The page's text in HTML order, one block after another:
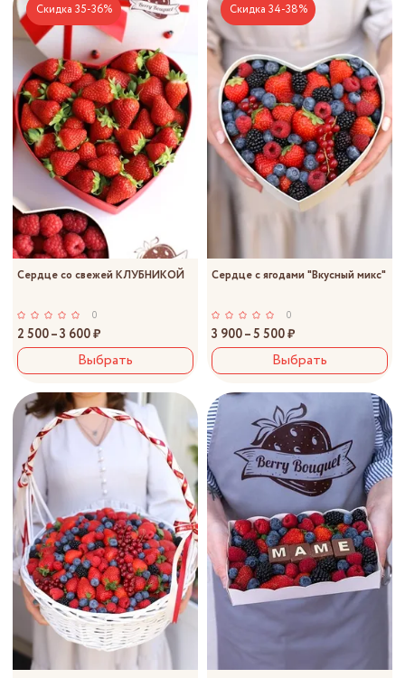
Скидка 35-36%
Сердце со свежей КЛУБНИКОЙ
0
2 500 – 3 600 ₽
Выбрать
Скидка 34-38%
Сердце с ягодами "Вкусный микс"
0
3 900 – 5 500 ₽
Выбрать